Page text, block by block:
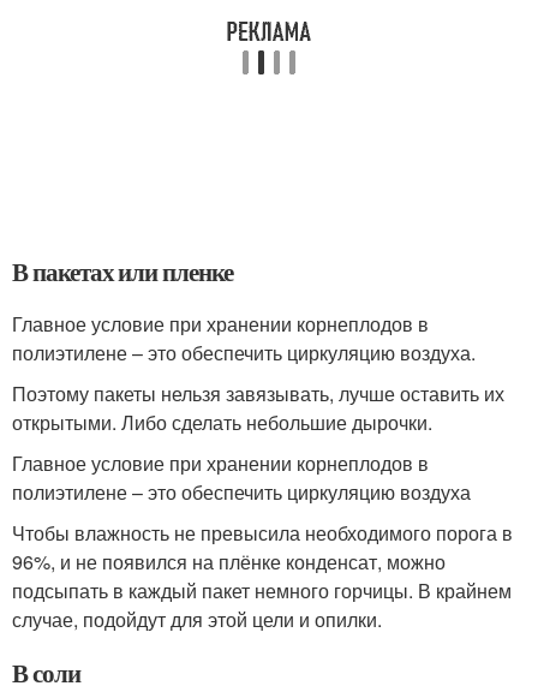
В пакетах или пленке
Главное условие при хранении корнеплодов в
полиэтилене – это обеспечить циркуляцию воздуха.
Поэтому пакеты нельзя завязывать, лучше оставить их
открытыми. Либо сделать небольшие дырочки.
Главное условие при хранении корнеплодов в
полиэтилене – это обеспечить циркуляцию воздуха
Чтобы влажность не превысила необходимого порога в
96%, и не появился на плёнке конденсат, можно
подсыпать в каждый пакет немного горчицы. В крайнем
случае, подойдут для этой цели и опилки.
В соли